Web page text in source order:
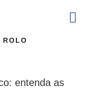
ROLO
entenda as